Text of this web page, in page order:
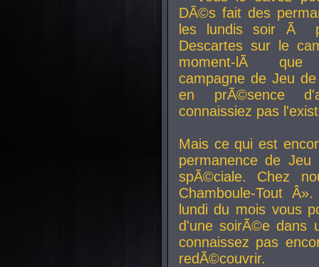
DÃ©s fait des
les lundis soir Ã
Descartes sur le
moment-lÃ que
campagne de Jeu
en prÃ©sence
connaissiez pas
Mais ce qui est
permanence de
spÃ©ciale. Chez
Chamboule-Tout
lundi du mois vous
d'une soirÃ©e dans
connaissez pas
redÃ©couvrir.